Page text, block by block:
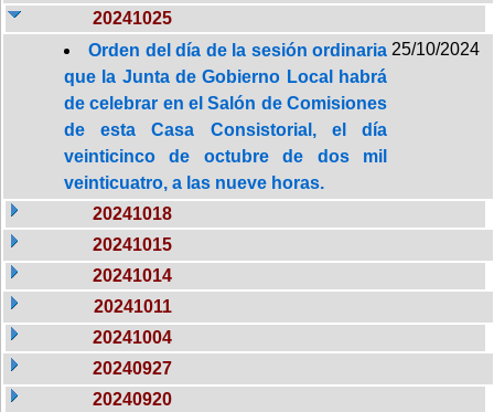
20241025
Orden del día de la sesión ordinaria
que la Junta de Gobierno Local habrá
de celebrar en el Salón de Comisiones
de esta Casa Consistorial, el día
veinticinco de octubre de dos mil
veinticuatro, a las nueve horas.
25/10/2024
20241018
20241015
20241014
20241011
20241004
20240927
20240920